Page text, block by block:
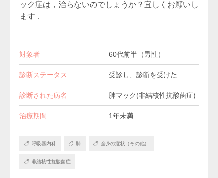
ック症は，治らないのでしょうか？宜しくお願いし
ます．
対象者 60代前半（男性）
診断ステータス 受診し、診断を受けた
診断された病名 肺マック(非結核性抗酸菌症)
治療期間 1年未満
呼吸器内科 肺 全身の症状（その他）
非結核性抗酸菌症